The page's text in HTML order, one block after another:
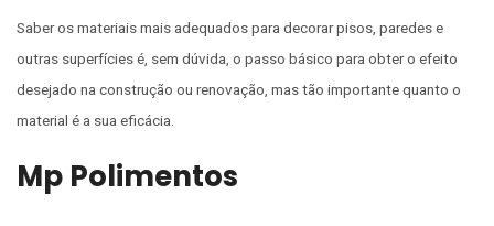
Saber os materiais mais adequados para decorar pisos, paredes e
outras superfícies é, sem dúvida, o passo básico para obter o efeito
desejado na construção ou renovação, mas tão importante quanto o
material é a sua eficácia.
Mp Polimentos